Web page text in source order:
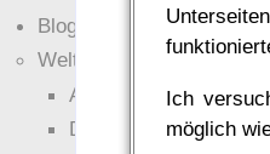
Ich
möglich
Blogs
Welten
Ante Portas
Die neuen Lande